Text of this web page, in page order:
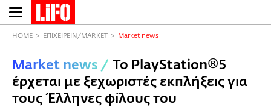
Παράκαμψη
προς
περιεχόμενο
HOME ΕΠΙΧΕΙΡΕΙΝ/MARKET Market news
Market news / Το PlayStation®5
έρχεται με ξεχωριστές εκπλήξεις για
τους Έλληνες φίλους του